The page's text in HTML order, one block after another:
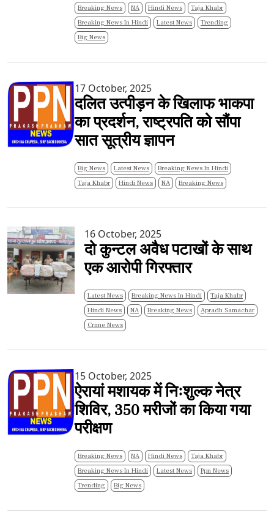
Breaking News NA Hindi News
Taja Khabr
Breaking News In Hindi
Latest News
Trending
Big News
17 October, 2025
दलित उत्पीड़न के खिलाफ भाकपा
का प्रदर्शन, राष्ट्रपति को सौंपा
सात सूत्रीय ज्ञापन
Big News Latest News
Breaking News In Hindi
Taja Khabr
Hindi News NA Breaking News
16 October, 2025
दो कुन्टल अवैध पटाखों के साथ
एक आरोपी गिरफ्तार
Latest News Breaking News In Hindi
Taja Khabr
Hindi News
NA Breaking News
Apradh Samachar
Crime News
15 October, 2025
ऐरायां मशायक में निःशुल्क नेत्र
शिविर, 350 मरीजों का किया गया
परीक्षण
Breaking News NA Hindi News
Taja Khabr
Breaking News In Hindi
Latest News
Ppn News
Trending
Big News